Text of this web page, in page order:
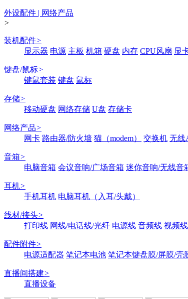
外设配件 | 网络产品
>
装机配件>
显示器 电源 主板 机箱 硬盘 内存 CPU风扇 显
键盘/鼠标>
键鼠套装 键盘 鼠标
存储>
移动硬盘 网络存储 U盘 存储卡
网络产品>
网卡 路由器/防火墙 猫（modem） 交换机 无线
音箱>
电脑音箱 会议音响/广场音箱 迷你音响/无线音
耳机>
手机耳机 电脑耳机（入耳/头戴）
线材/接头>
打印线 网线/电话线/光纤 电源线 音频线 视频线
配件附件>
电源适配器 笔记本电池 笔记本键盘膜/屏膜/壳
直播间搭建>
直播设备